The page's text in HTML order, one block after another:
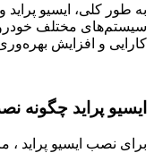
به طور کلی، ایسیو
سیستم‌های مختلف خودرو
کارایی و افزایش
ایسیو پراید
برای نصب ایسیو پراید ،